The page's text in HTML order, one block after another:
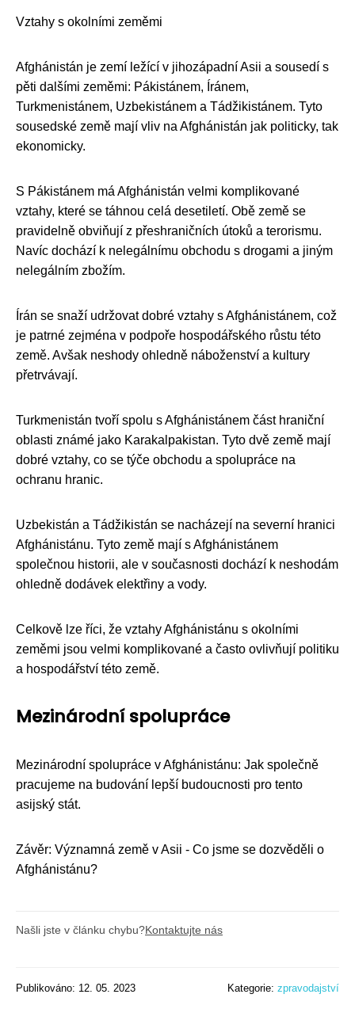
Vztahy s okolními zeměmi
Afghánistán je zemí ležící v jihozápadní Asii a sousedí s
pěti dalšími zeměmi: Pákistánem, Íránem,
Turkmenistánem, Uzbekistánem a Tádžikistánem. Tyto
sousedské země mají vliv na Afghánistán jak politicky, tak
ekonomicky.
S Pákistánem má Afghánistán velmi komplikované
vztahy, které se táhnou celá desetiletí. Obě země se
pravidelně obviňují z přeshraničních útoků a terorismu.
Navíc dochází k nelegálnímu obchodu s drogami a jiným
nelegálním zbožím.
Írán se snaží udržovat dobré vztahy s Afghánistánem, což
je patrné zejména v podpoře hospodářského růstu této
země. Avšak neshody ohledně náboženství a kultury
přetrvávají.
Turkmenistán tvoří spolu s Afghánistánem část hraniční
oblasti známé jako Karakalpakistan. Tyto dvě země mají
dobré vztahy, co se týče obchodu a spolupráce na
ochranu hranic.
Uzbekistán a Tádžikistán se nacházejí na severní hranici
Afghánistánu. Tyto země mají s Afghánistánem
společnou historii, ale v současnosti dochází k neshodám
ohledně dodávek elektřiny a vody.
Celkově lze říci, že vztahy Afghánistánu s okolními
zeměmi jsou velmi komplikované a často ovlivňují politiku
a hospodářství této země.
Mezinárodní spolupráce
Mezinárodní spolupráce v Afghánistánu: Jak společně
pracujeme na budování lepší budoucnosti pro tento
asijský stát.
Závěr: Významná země v Asii - Co jsme se dozvěděli o
Afghánistánu?
Našli jste v článku chybu?Kontaktujte nás
Publikováno: 12. 05. 2023 Kategorie: zpravodajství